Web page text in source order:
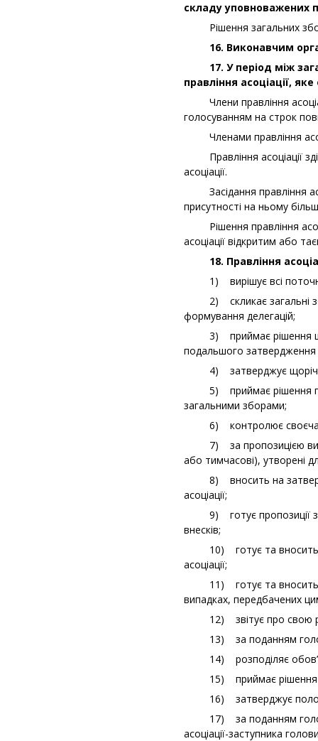
складу уповноважених
Рішення загальних
16. Виконавчим
17. У період між
правління асоціації,
Члени правління
голосуванням на строк
Членами правління
Правління асоціації
асоціації.
Засідання правління
присутності на ньому
Рішення правління
асоціації відкритим або
18. Правління
1) вирішує всі поточні
2) скликає загальні
формування делегацій;
3) приймає рішення
подальшого
4) затверджує
5) приймає рішення про
загальними зборами;
6) контролює
7) за пропозицією
або тимчасові), утворені
8) вносить на
асоціації;
9) готує пропозиції
внесків;
10) готує та вносить на
асоціації;
11) готує та вносить на
випадках, передбачених
12) звітує про свою
13) за поданням голови
14) розподіляє
15) приймає рішення
16) затверджує
17) за поданням голови
асоціації-заступника